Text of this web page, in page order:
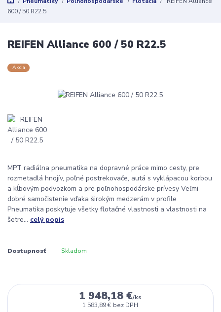
600 / 50 R22.5
REIFEN Alliance 600 / 50 R22.5
Akcia
MPT radiálna pneumatika na dopravné práce mimo cesty, pre
rozmetadlá hnojív, poľné postrekovače, autá s vyklápacou korbou
a kĺbovým podvozkom a pre poľnohospodárske prívesy Veľmi
dobré samočistenie vďaka širokým medzerám v profile
Pneumatika poskytuje všetky flotačné vlastnosti a vlastnosti na
šetre... celý popis
Dostupnosť Skladom
1 948,18 €/ks
1 583,89 € bez DPH